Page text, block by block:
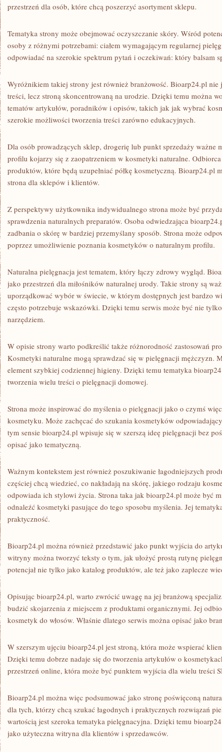
przestrzeń dla osób, które chcą poszerzyć asortyment sklepu.
Tematyka strony może obejmować oczyszczanie skóry. Wśród
osoby z różnymi potrzebami: ciałem wymagającym regularnej
odpowiadać na szerokie spektrum pytań i oczekiwań: który balsam
Wyróżnikiem takiej strony jest również branżowość. Bioarp24.pl
treści, lecz stroną skoncentrowaną na urodzie. Dzięki temu można
tematów artykułów, poradników i opisów, takich jak jak wybrać
szerokie możliwości tworzenia treści zarówno edukacyjnych.
Dla osób prowadzących sklep, drogerię lub punkt sprzedaży ważne
profilu kojarzy się z zaopatrzeniem w kosmetyki naturalne.
produktów, które będą uzupełniać półkę kosmetyczną. Bioarp24.pl
strona dla sklepów i klientów.
Z perspektywy użytkownika indywidualnego strona może być
sprawdzenia naturalnych preparatów. Osoba odwiedzająca
zadbania o skórę w bardziej przemyślany sposób. Strona może
poprzez umożliwienie poznania kosmetyków o naturalnym profilu.
Naturalna pielęgnacja jest tematem, który łączy zdrowy wygląd.
jako przestrzeń dla miłośników naturalnej urody. Takie strony są
uporządkować wybór w świecie, w którym dostępnych jest bardzo
często potrzebuje wskazówki. Dzięki temu serwis może być nie
narzędziem.
W opisie strony warto podkreślić także różnorodność zastosowań
Kosmetyki naturalne mogą sprawdzać się w pielęgnacji mężczyzn.
element szybkiej codziennej higieny. Dzięki temu tematyka
tworzenia wielu treści o pielęgnacji domowej.
Strona może inspirować do myślenia o pielęgnacji jako o czymś
kosmetyku. Może zachęcać do szukania kosmetyków
tym sensie bioarp24.pl wpisuje się w szerszą ideę pielęgnacji bez
opisać jako tematyczną.
Ważnym kontekstem jest również poszukiwanie łagodniejszych
częściej chcą wiedzieć, co nakładają na skórę, jakiego rodzaju
odpowiada ich stylowi życia. Strona taka jak bioarp24.pl może być
odnaleźć kosmetyki pasujące do tego sposobu myślenia. Jej
praktyczność.
Bioarp24.pl można również przedstawić jako punkt wyjścia do
witryny można tworzyć teksty o tym, jak ułożyć prostą rutynę
potencjał nie tylko jako katalog produktów, ale też jako zaplecze
Opisując bioarp24.pl, warto zwrócić uwagę na jej branżową
budzić skojarzenia z miejscem z produktami organicznymi. Jej
kosmetyk do włosów. Właśnie dlatego serwis można opisać jako
W szerszym ujęciu bioarp24.pl jest stroną, która może wspierać
Dzięki temu dobrze nadaje się do tworzenia artykułów o
przestrzeń online, która może być punktem wyjścia dla wielu treści
Bioarp24.pl można więc podsumować jako stronę poświęconą
dla tych, którzy chcą szukać łagodnych i praktycznych rozwiązań
wartością jest szeroka tematyka pielęgnacyjna. Dzięki temu
jako użyteczna witryna dla klientów i sprzedawców.